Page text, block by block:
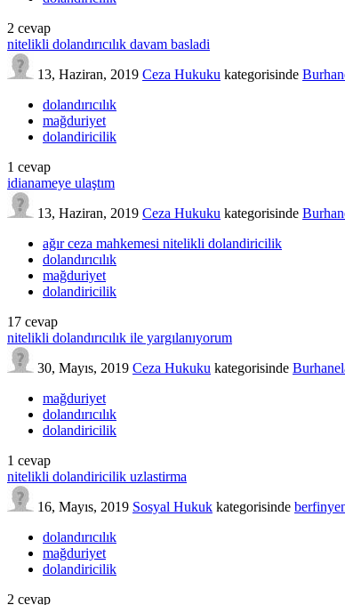
2 cevap
nitelikli dolandırıcılık davam basladi
13, Haziran, 2019 Ceza Hukuku kategorisinde
dolandırıcılık
mağduriyet
dolandiricilik
1 cevap
idianameye ulaştım
13, Haziran, 2019 Ceza Hukuku kategorisinde
ağır ceza mahkemesi nitelikli dolandiricilik
dolandırıcılık
mağduriyet
dolandiricilik
17 cevap
nitelikli dolandırıcılık ile yargılanıyorum
30, Mayıs, 2019 Ceza Hukuku kategorisinde
mağduriyet
dolandırıcılık
dolandiricilik
1 cevap
nitelikli dolandiricilik uzlastirma
16, Mayıs, 2019 Sosyal Hukuk kategorisinde
dolandırıcılık
mağduriyet
dolandiricilik
2 cevap